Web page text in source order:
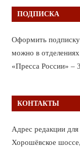
ПОДПИСКА
Оформить
можно в
«Пресса России» –
КОНТАКТЫ
Адрес редакции
Хорошёвское